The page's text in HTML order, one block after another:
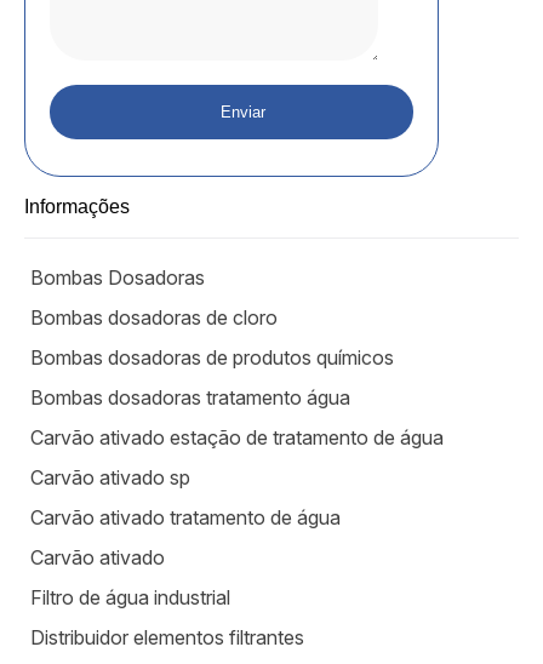
Informações
Bombas Dosadoras
Bombas dosadoras de cloro
Bombas dosadoras de produtos químicos
Bombas dosadoras tratamento água
Carvão ativado estação de tratamento de água
Carvão ativado sp
Carvão ativado tratamento de água
Carvão ativado
Filtro de água industrial
Distribuidor elementos filtrantes